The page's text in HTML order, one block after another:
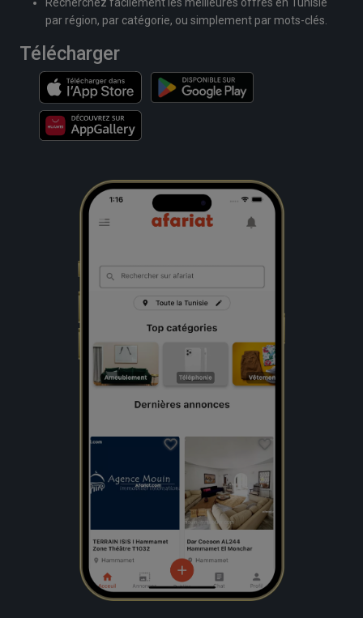
par région, par catégorie, ou simplement par mots-clés.
Télécharger